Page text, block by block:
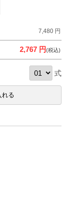
7,480 円
2,767 円(税込)
式